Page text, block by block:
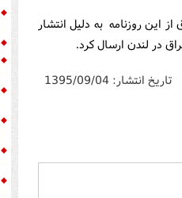
این روزنامه به دلیل انتشار
تاریخ انتشار: 1395/09/04